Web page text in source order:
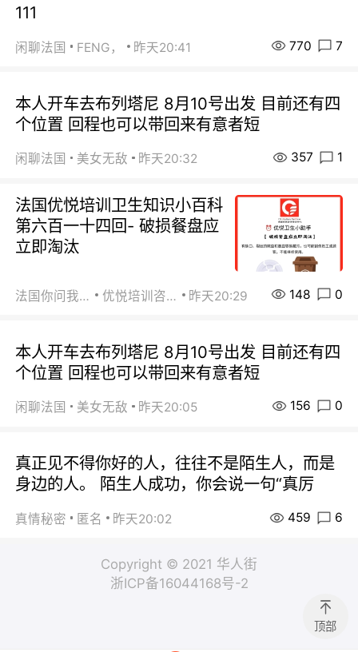
111
闲聊法国 FENG， 昨天20:41 770 7
本人开车去布列塔尼 8月10号出发 目前还有四
个位置 回程也可以带回来有意者短
闲聊法国 美女无敌 昨天20:32 357 1
法国优悦培训卫生知识小百科
第六百一十四回- 破损餐盘应
立即淘汰
法国你问我答 优悦培训咨询 昨天20:29 148 0
本人开车去布列塔尼 8月10号出发 目前还有四
个位置 回程也可以带回来有意者短
闲聊法国 美女无敌 昨天20:05 156 0
真正见不得你好的人，往往不是陌生人，而是
身边的人。 陌生人成功，你会说一句“真厉
真情秘密 匿名 昨天20:02 459 6
Copyright © 2021 华人街
浙ICP备16044168号-2
顶部